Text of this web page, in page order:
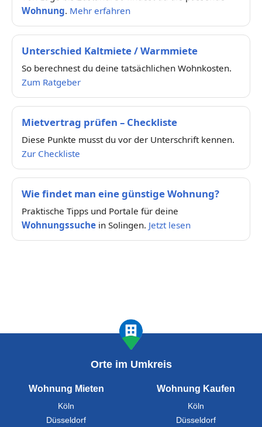
Wohnung. Mehr erfahren
Unterschied Kaltmiete / Warmmiete
So berechnest du deine tatsächlichen Wohnkosten.
Zum Ratgeber
Mietvertrag prüfen – Checkliste
Diese Punkte musst du vor der Unterschrift kennen.
Zur Checkliste
Wie findet man eine günstige Wohnung?
Praktische Tipps und Portale für deine
Wohnungssuche in Solingen. Jetzt lesen
Orte im Umkreis
Wohnung Mieten
Köln
Düsseldorf
Wohnung Kaufen
Köln
Düsseldorf